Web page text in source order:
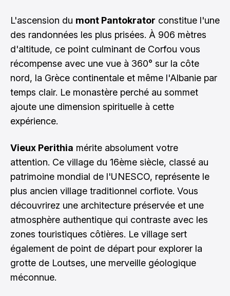
L'ascension du mont Pantokrator constitue l'une
des randonnées les plus prisées. À 906 mètres
d'altitude, ce point culminant de Corfou vous
récompense avec une vue à 360° sur la côte
nord, la Grèce continentale et même l'Albanie par
temps clair. Le monastère perché au sommet
ajoute une dimension spirituelle à cette
expérience.
Vieux Perithia mérite absolument votre
attention. Ce village du 16ème siècle, classé au
patrimoine mondial de l'UNESCO, représente le
plus ancien village traditionnel corfiote. Vous
découvrirez une architecture préservée et une
atmosphère authentique qui contraste avec les
zones touristiques côtières. Le village sert
également de point de départ pour explorer la
grotte de Loutses, une merveille géologique
méconnue.